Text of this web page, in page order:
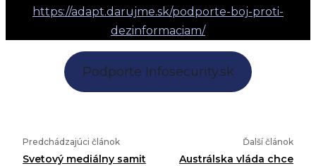
https://adapt.darujme.sk/podporte-boj-proti-
dezinformaciam/
Podporte Infosecurity.sk
Predchádzajúci článok
Svetový mediálny samit
Ďalší článok
Austrálska vláda chce